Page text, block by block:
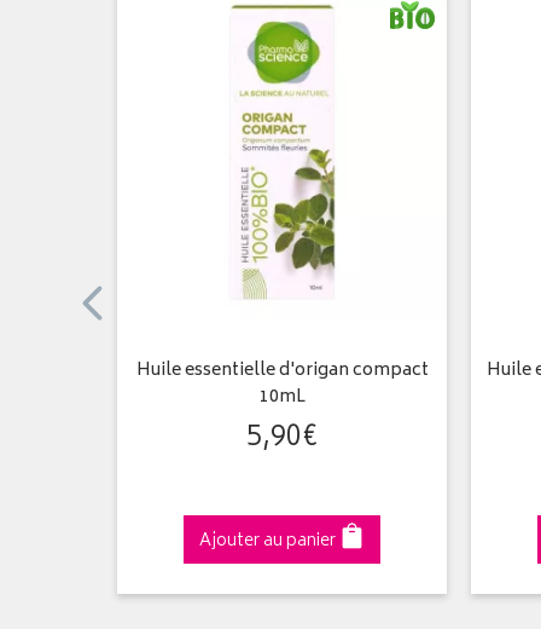
Huile essentielle d'origan compact
10mL
5,90€
Ajouter au panier
Huile